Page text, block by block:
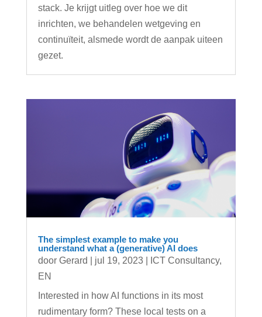
stack. Je krijgt uitleg over hoe we dit
inrichten, we behandelen wetgeving en
continuïteit, alsmede wordt de aanpak uiteen
gezet.
The simplest example to make you
understand what a (generative) AI does
door Gerard jul 19, 2023| ICT Consultancy,
EN
Interested in how AI functions in its most
rudimentary form? These local tests on a